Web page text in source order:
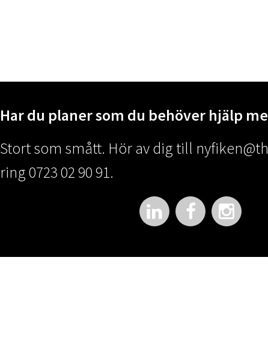
Har du planer som du behöver hjälp
Stort som smått. Hör av dig till
ring 0723 02 90 91.